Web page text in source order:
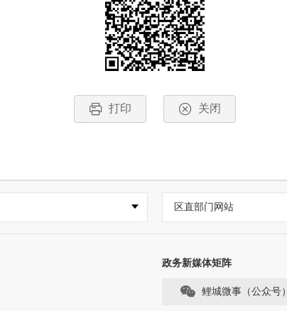
打印 关闭
区直部门网站
政务新媒体矩阵
鲤城微事（公众号）